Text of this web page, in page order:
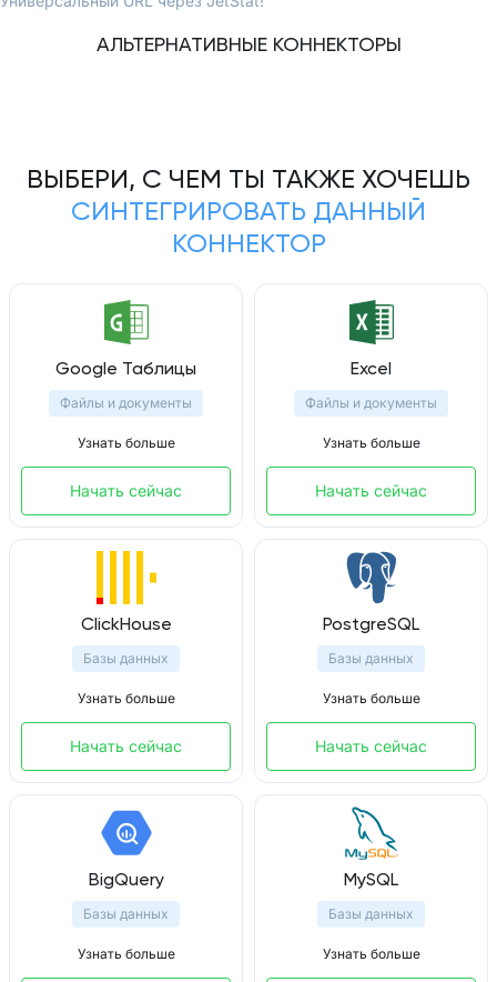
АЛЬТЕРНАТИВНЫЕ КОННЕКТОРЫ
ВЫБЕРИ, С ЧЕМ ТЫ ТАКЖЕ ХОЧЕШЬ
СИНТЕГРИРОВАТЬ ДАННЫЙ
КОННЕКТОР
Google Таблицы
Файлы и документы
Узнать больше
Начать сейчас
Excel
Файлы и документы
Узнать больше
Начать сейчас
ClickHouse
Базы данных
Узнать больше
Начать сейчас
PostgreSQL
Базы данных
Узнать больше
Начать сейчас
BigQuery
Базы данных
Узнать больше
MySQL
Базы данных
Узнать больше